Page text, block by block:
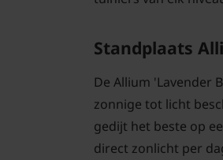
Standplaats
De Allium 'Lavender
zonnige tot licht
gedijt het beste op
direct zonlicht per